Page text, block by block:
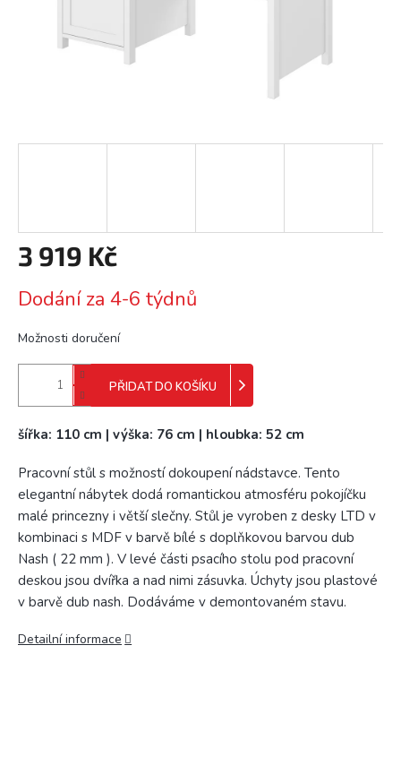
3 919 Kč
cena:
Dodání za 4-6 týdnů
Možnosti doručení
PŘIDAT DO KOŠÍKU
šířka: 110 cm | výška: 76 cm | hloubka: 52 cm
Pracovní stůl s možností dokoupení nádstavce. Tento
elegantní nábytek dodá romantickou atmosféru pokojíčku
malé princezny i větší slečny. Stůl je vyroben z desky LTD v
kombinaci s MDF v barvě bílé s doplňkovou barvou dub
Nash ( 22 mm ). V levé části psacího stolu pod pracovní
deskou jsou dvířka a nad nimi zásuvka. Úchyty jsou plastové
v barvě dub nash. Dodáváme v demontovaném stavu.
Detailní informace